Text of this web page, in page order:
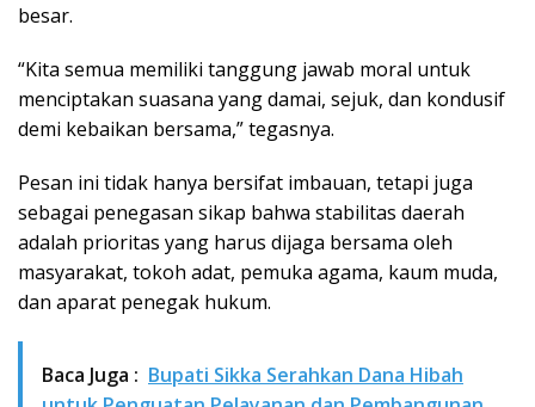
besar.
“Kita semua memiliki tanggung jawab moral untuk
menciptakan suasana yang damai, sejuk, dan kondusif
demi kebaikan bersama,” tegasnya.
Pesan ini tidak hanya bersifat imbauan, tetapi juga
sebagai penegasan sikap bahwa stabilitas daerah
adalah prioritas yang harus dijaga bersama oleh
masyarakat, tokoh adat, pemuka agama, kaum muda,
dan aparat penegak hukum.
Baca Juga : Bupati Sikka Serahkan Dana Hibah